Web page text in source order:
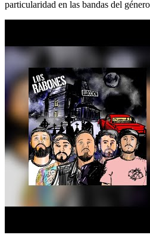
particularidad en las bandas del